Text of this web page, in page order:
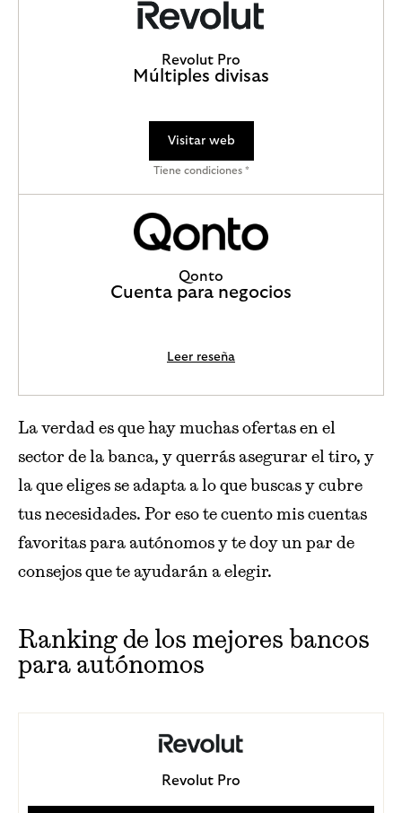
Revolut Pro
Múltiples divisas
Visitar web
Tiene condiciones *
Qonto
Cuenta para negocios
Leer reseña
La verdad es que hay muchas ofertas en el
sector de la banca, y querrás asegurar el tiro, y
la que eliges se adapta a lo que buscas y cubre
tus necesidades. Por eso te cuento mis cuentas
favoritas para autónomos y te doy un par de
consejos que te ayudarán a elegir.
Ranking de los mejores bancos
para autónomos
Revolut Pro